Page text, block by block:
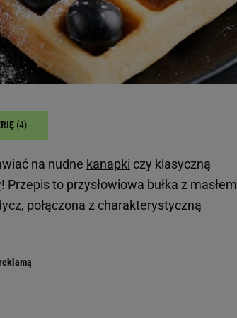
(4)
na nudne kanapki czy klasyczną
! Przepis to przysłowiowa bułka z masłem
połączona z charakterystyczną